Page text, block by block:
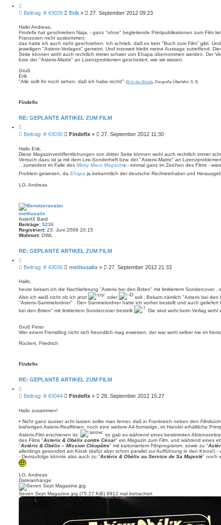
i
t
e
r
e
n
Beitrag: # 43029B
t
r
a
g
Erik » 27. September 2012 09:23
Hallo Andreas,
Findefix hat geschrieben:Naja, - ganz "ohne" begleitende Printpublikationen zum Film
Franzosen nicht auskommen:
das hatte ich auch nicht geschrieben. Ich schrieb, daß es kein "Buch zum Film" gibt.
jeweiligen "Asterix-Verlages" gemeint. Und insoweit bleibt meine Aussage zutreffend.
Seite können wohl auch rechtlich immer schwer von Ehapa übernommen werden. Der
bzw. der "Asterix-Matrix" an Lizenzproblemen gescheitert, wie wir wissen.
Gruß
Erik
"Alle sollt ihr noch sehen, daß ich habe recht!" (Erik der Blonde, Die große Überfahrt, S. 5)
Findefix
RE: GEPLANTE ARTIKEL ZUM FILM
i
t
e
r
e
n
Beitrag: # 43030B
t
r
a
g
Findefix » 27. September 2012 11:30
Hallo Erik,
Diese Magazinveröffentlichungen von dritter Seite können wohl auch rechtlich immer
Versuch dazu ist ja mit dem Lire-Sonderheft bzw. der "Asterix-Matrix" an
.. zumindest im Falle des Micky Maus Magazins - einmal ganz im Zeichen des Films -
Problem gewesen, da Ehapa ja bekanntlich der deutsche Rechteinhaber und
LG, Andreas
methusalix
AsterIX Bard
Beiträge: 5236
Registriert: 23. Juni 2006 20:15
Wohnort: OWL
RE: GEPLANTE ARTIKEL ZUM FILM
i
t
e
e
n
Beitrag: # 43036B
t
a
g
methusalix » 27. September 2012 21:33
Hallo,
heute bekam ich die Nachlieferung "Asterix bei den Briten" mit limitiertem Sondercover ,
Also ich weiß nicht ob ich jetzt
oder
soll ; Bekam nämlich "Asterix bei den
"Asterix-Sammelordner" . Den Sammelordner hatte ich vorher bestellt und auch
bei den Briten" mit limitiertem Sondercover bestellt
Die sind wohl beim Verlag
Gruß Peter
Wer einem Fremdling nicht sich freundlich mag erweisen, der war wohl selber nie im
Rückert, Friedrich
Findefix
RE: GEPLANTE ARTIKEL ZUM FILM
i
t
e
e
n
Beitrag: # 43044B
r
a
g
Findefix » 28. September 2012 15:27
Hallo zusammen!
• Nicht ganz ausser acht lassen sollte man ferner, daß in Frankreich neben den
bisherigen Asterix-Realfilmen, noch eine weitere A4-formatige, im Handel erhältliche
Asterix-Film erschienen ist:
so gab es während eines bestimmten
des Films "Asterix & Obélix contre César" ein Magazin zum Film , und während eines
"Astérix & Obélix – Mission Cléopâtre" mit kartoniertem Filmprogramm , sowie zu "
allerdings gesondert am Kiosk (dafür aber schon parallel zur Aufführung in den Kinos!) -
- Demzufolge könnte also auch zu "Astérix & Obélix au Service de Sa Majesté" noch
LG, Andreas
Dateianhänge
Seven Sept Magazine.jpg (75.27 KiB) 9912 mal betrachtet